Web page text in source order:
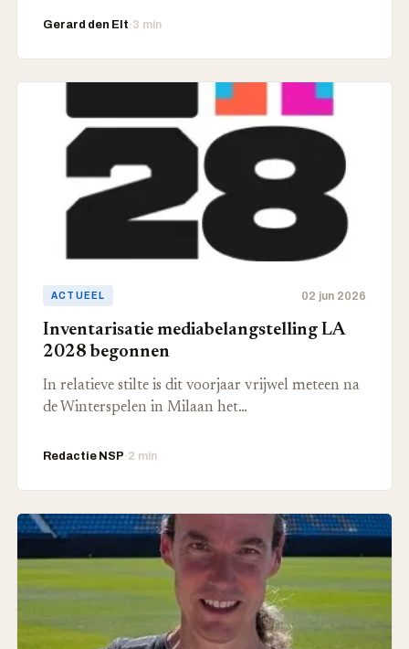
Gerard den Elt·3 min
ACTUEEL 02 jun 2026
Inventarisatie mediabelangstelling LA
2028 begonnen
In relatieve stilte is dit voorjaar vrijwel meteen na
de Winterspelen in Milaan het…
Redactie NSP·2 min